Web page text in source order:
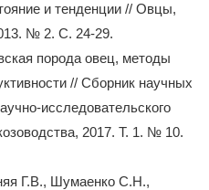
и тенденции // Овцы,
№ 2. С. 24-29.
порода овец, методы
// Сборник научных
исследовательского
2017. Т. 1. № 10.
Г.В., Шумаенко С.Н.,